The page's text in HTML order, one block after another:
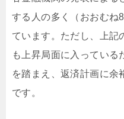
する人の多く（おおむね
ています。ただし、上記
も上昇局面に入っている
を踏まえ、返済計画に余
です。